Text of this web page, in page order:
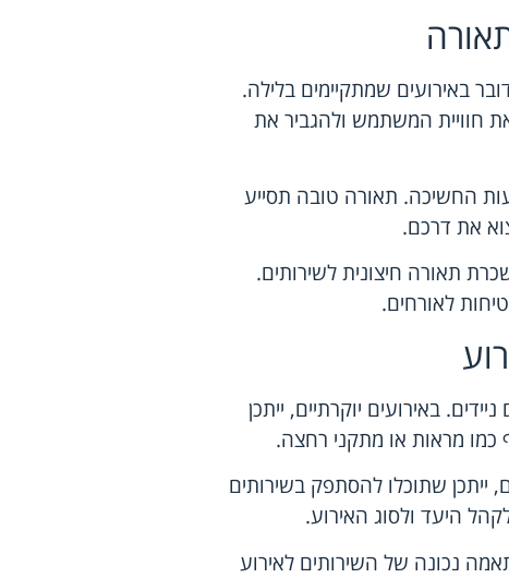
באירועים שמתקיימים בלילה.
את חוויית המשתמש ולהגביר את
החשיכה. תאורה טובה תסייע
את דרכם.
תאורה חיצונית לשירותים.
לאורחים.
באירועים יוקרתיים, ייתכן
כמו מראות או מתקני רחצה.
ייתכן שתוכלו להסתפק בשירותים
היעד ולסוג האירוע.
נכונה של השירותים לאירוע